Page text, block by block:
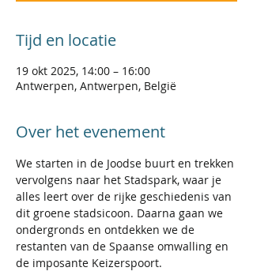
Tijd en locatie
19 okt 2025, 14:00 – 16:00
Antwerpen, Antwerpen, België
Over het evenement
We starten in de Joodse buurt en trekken
vervolgens naar het Stadspark, waar je
alles leert over de rijke geschiedenis van
dit groene stadsicoon. Daarna gaan we
ondergronds en ontdekken we de
restanten van de Spaanse omwalling en
de imposante Keizerspoort.